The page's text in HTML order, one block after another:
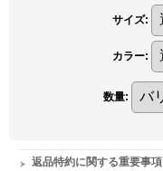
サイズ:
カラー:
数量:
返品特約に関する重要事項